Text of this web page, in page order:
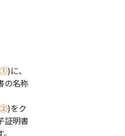
①)に、
の名称
②)をク
証明書